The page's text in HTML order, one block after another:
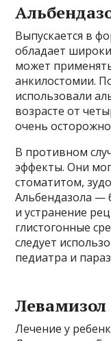
Выпускается в
обладает
может
анкилостомии.
использовали
возрасте от
очень
В противном
эффекты. Они
стоматитом,
Альбендазола —
и устранение
глистогонные
следует
педиатра и
Левамизол
Лечение у